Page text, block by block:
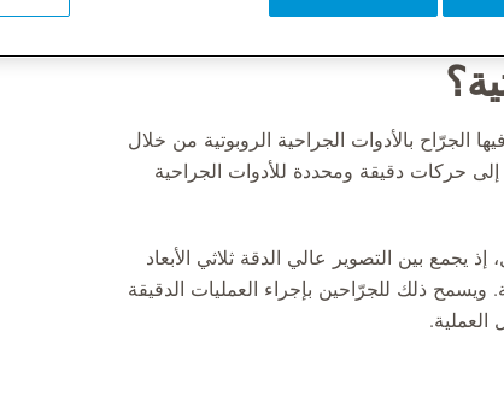
الجرّاح بالأدوات الجراحية الروبوتية من خلال
حركات دقيقة ومحددة للأدوات الجراحية
يجمع بين التصوير عالي الدقة ثلاثي الأبعاد
ويسمح ذلك للجرّاحين بإجراء العمليات الدقيقة